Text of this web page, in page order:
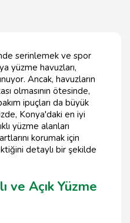
serinlemek ve spor
yüzme havuzları,
Ancak, havuzların
olmasının ötesinde,
ipuçları da büyük
Konya'daki en iyi
yüzme alanları
korumak için
detaylı bir şekilde
ve Açık Yüzme